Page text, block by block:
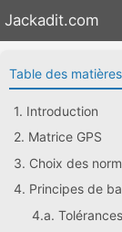
Aller au
Jackadit.com
Table des matières
1. Introduction
2. Matrice GPS
3. Choix des
4. Principes de
4.a.